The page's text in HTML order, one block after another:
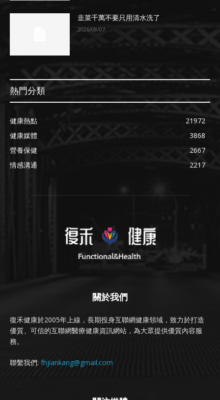
韭菜千萬不要只用清水洗了
2026/08/07
熱門分類
健康熱點
21972
健康媒體
3868
營養保健
2667
情感溝通
2217
關於我們
復禾健康於2005年上線，長期投身互聯網健康領域，致力於打造
優質、可信的互聯網醫療健康資訊網站，為大眾提供優質內容服
務。
聯繫我們: fhjiankang@gmail.com